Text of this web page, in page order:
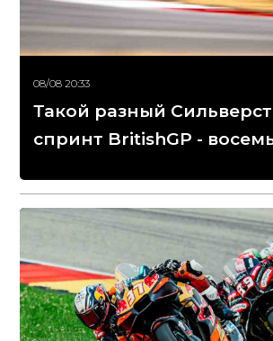
08/08 20:33
Такой разный
спринт BritishGP -